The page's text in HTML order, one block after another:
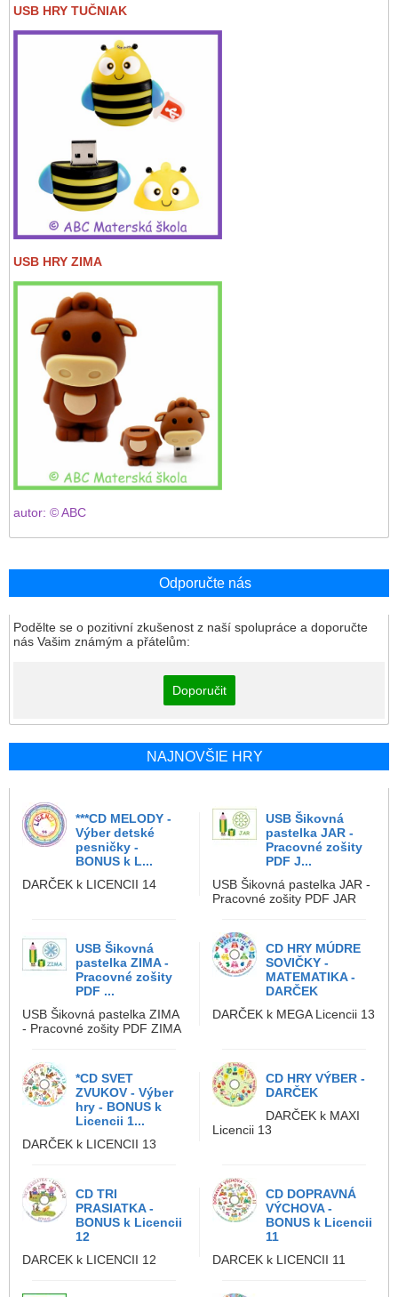
USB HRY TUČNIAK
USB HRY ZIMA
autor: © ABC
Odporučte nás
Podělte se o pozitivní zkušenost z naší spolupráce a doporučte
nás Vašim známým a přátelům:
Doporučit
NAJNOVŠIE HRY
***CD MELODY -
Výber detské
pesničky -
BONUS k L...
DARČEK k LICENCII 14
USB Šikovná
pastelka JAR -
Pracovné zošity
PDF J...
USB Šikovná pastelka JAR -
Pracovné zošity PDF JAR
USB Šikovná
pastelka ZIMA -
Pracovné zošity
PDF ...
USB Šikovná pastelka ZIMA
- Pracovné zošity PDF ZIMA
CD HRY MÚDRE
SOVIČKY -
MATEMATIKA -
DARČEK
DARČEK k MEGA Licencii 13
*CD SVET
ZVUKOV - Výber
hry - BONUS k
Licencii 1...
DARČEK k LICENCII 13
CD HRY VÝBER -
DARČEK
DARČEK k MAXI
Licencii 13
CD TRI
PRASIATKA -
BONUS k Licencii
12
DARCEK k LICENCII 12
CD DOPRAVNÁ
VÝCHOVA -
BONUS k Licencii
11
DARCEK k LICENCII 11